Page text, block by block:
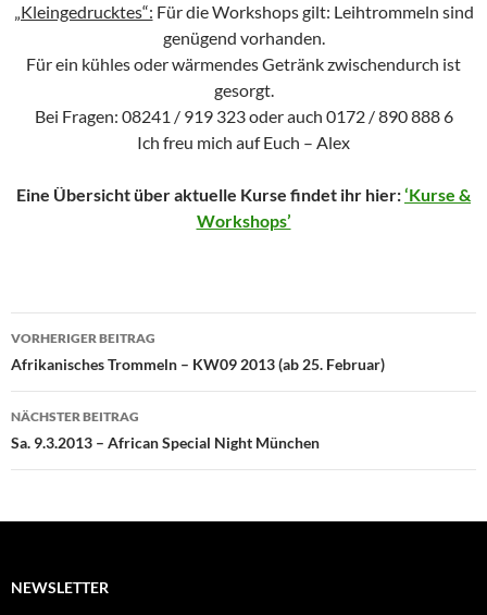
„Kleingedrucktes“: Für die Workshops gilt: Leihtrommeln sind
genügend vorhanden.
Für ein kühles oder wärmendes Getränk zwischendurch ist
gesorgt.
Bei Fragen: 08241 / 919 323 oder auch 0172 / 890 888 6
Ich freu mich auf Euch – Alex
Eine Übersicht über aktuelle Kurse findet ihr hier:‘Kurse &
Workshops’
Beitragsnavigation
VORHERIGER BEITRAG
Afrikanisches Trommeln – KW09 2013 (ab 25. Februar)
NÄCHSTER BEITRAG
Sa. 9.3.2013 – African Special Night München
NEWSLETTER